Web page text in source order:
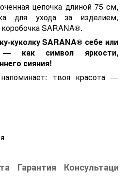
цепочка длиной 75 см,
для ухода за изделием,
SARANA®.
куколку SARANA® себе или
— как символ яркости,
сияния!
твоя красота —
Гарантия Консультация